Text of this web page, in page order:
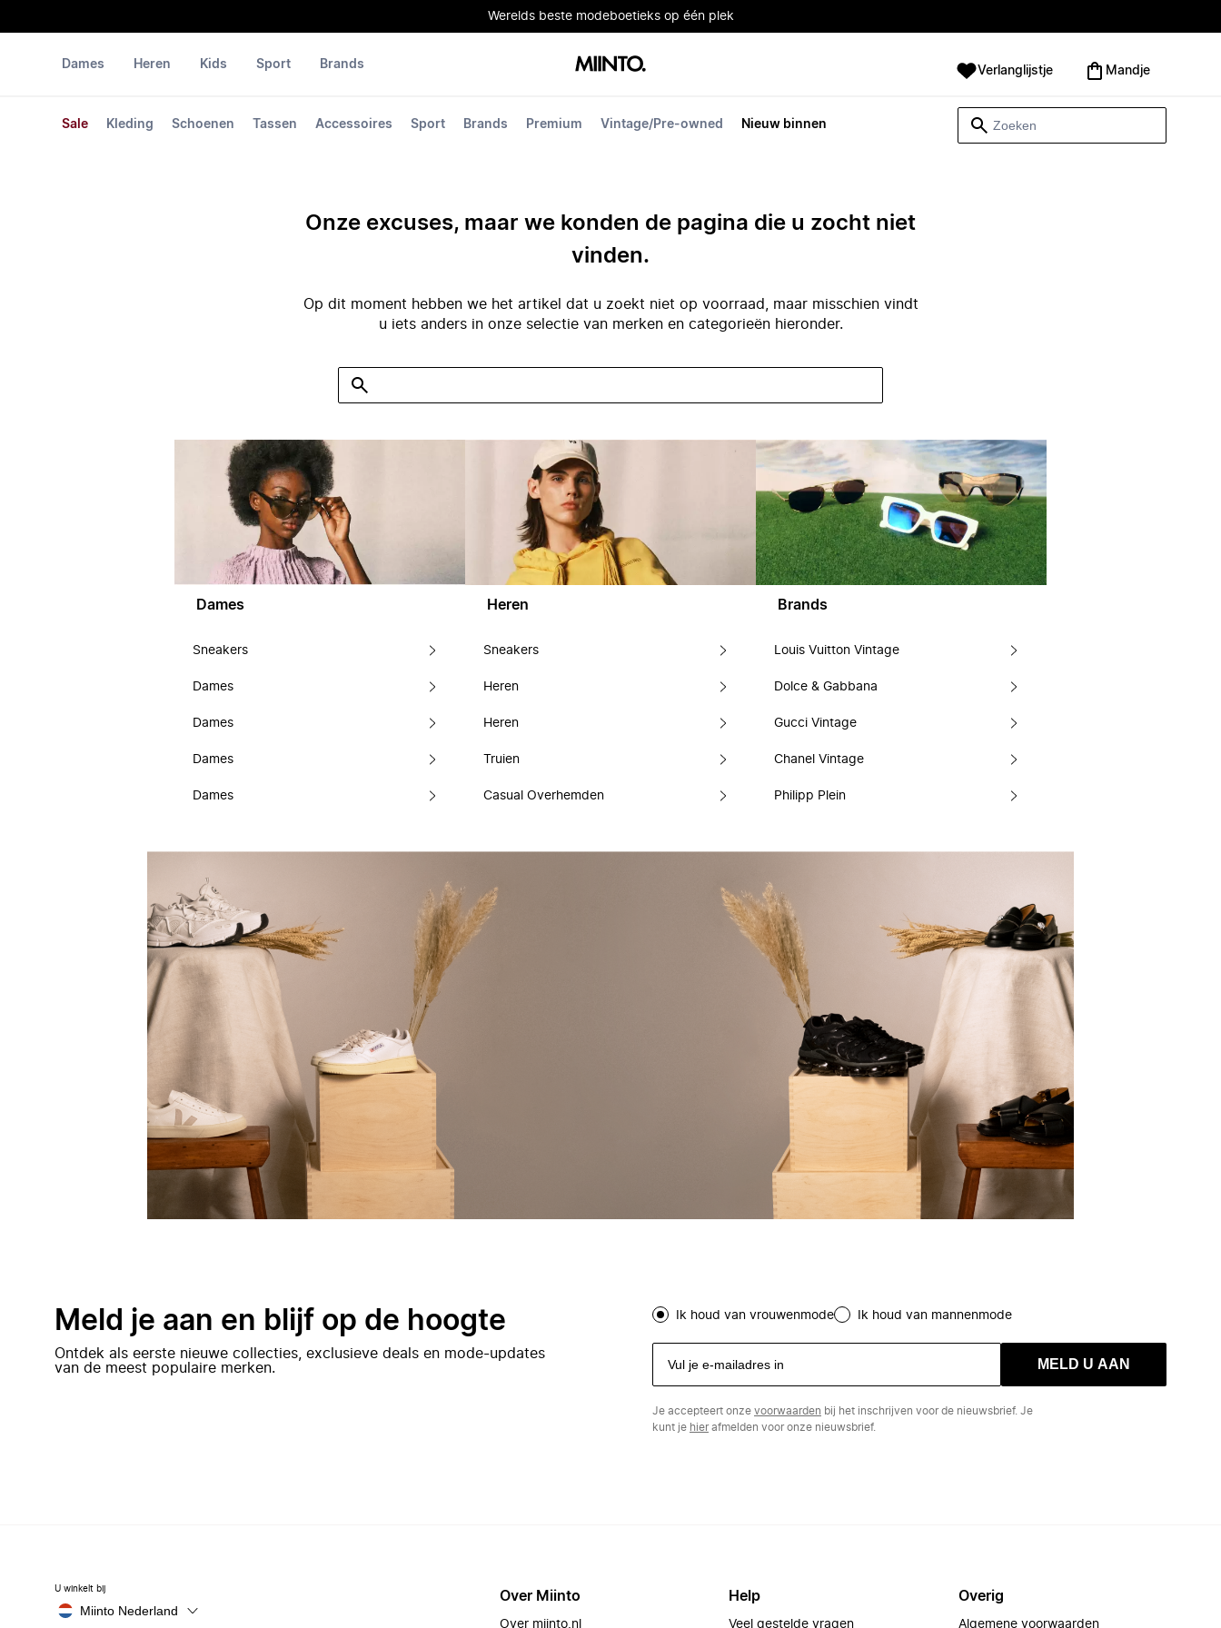
Werelds beste modeboetieks op één plek
Dames
Sale Kleding Schoenen Tassen Accessoires Sport Brands Premium Vintage/Pre-owned Nieuw binnen
Heren Kids Sport Brands Verlanglijstje Mandje
Onze excuses, maar we konden de pagina die u zocht niet
vinden.
Op dit moment hebben we het artikel dat u zoekt niet op voorraad, maar misschien vindt
u iets anders in onze selectie van merken en categorieën hieronder.
Dames
Sneakers
Dames
Dames
Dames
Dames
Heren
Sneakers
Heren
Heren
Truien
Casual Overhemden
Brands
Louis Vuitton Vintage
Dolce & Gabbana
Gucci Vintage
Chanel Vintage
Philipp Plein
Meld je aan en blijf op de hoogte
Ontdek als eerste nieuwe collecties, exclusieve deals en mode-updates
van de meest populaire merken.
Ik houd van vrouwenmode Ik houd van mannenmode
MELD U AAN
Je accepteert onze voorwaarden bij het inschrijven voor de nieuwsbrief. Je
kunt je hierafmelden voor onze nieuwsbrief.
U winkelt bij
Miinto Nederland
Over Miinto
Over miinto.nl
Help
Veel gestelde vragen
Overig
Algemene voorwaarden